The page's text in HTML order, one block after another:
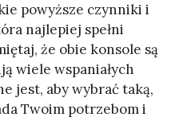
powyższe czynniki i
najlepiej spełni
że obie konsole są
wiele wspaniałych
jest, aby wybrać taką,
Twoim potrzebom i